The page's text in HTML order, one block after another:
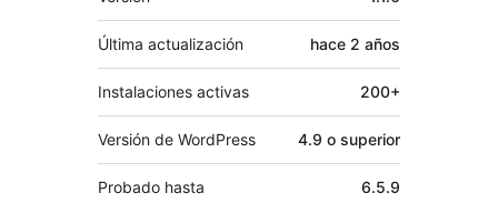
Última actualización hace 2 años
Instalaciones activas 200+
Versión de WordPress 4.9 o superior
Probado hasta 6.5.9